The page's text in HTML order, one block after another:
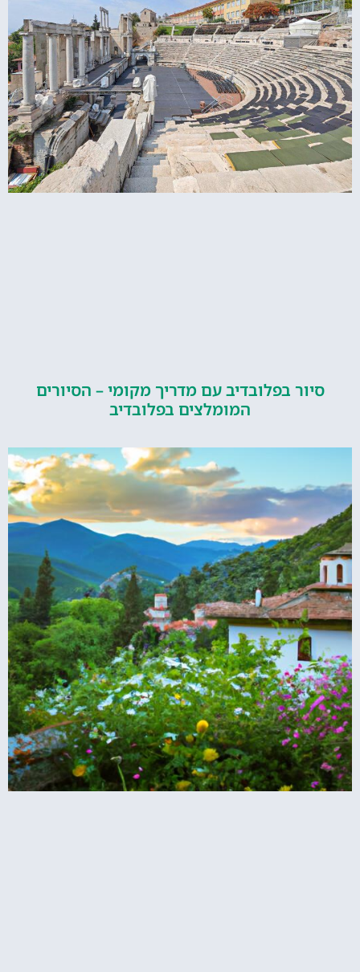
בפלובדיב עם מדריך מקומי – הסיורים
המומלצים בפלובדיב